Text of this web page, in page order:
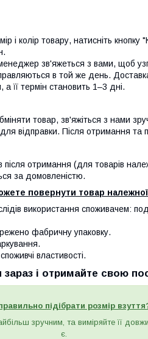
і колір товару, натисніть кнопку
зв'яжеться з вами, щоб
в той же день.
її термін становить 1–3 дні.
товар, зв'яжіться з нами
відправки. Після отримання та
отримання (для товарів
за домовленістю.
повернути товар
використання споживачем:
фабричну упаковку.
властивості.
і отримайте свою
підібрати розмір
зручним, та виміряйте її
є.